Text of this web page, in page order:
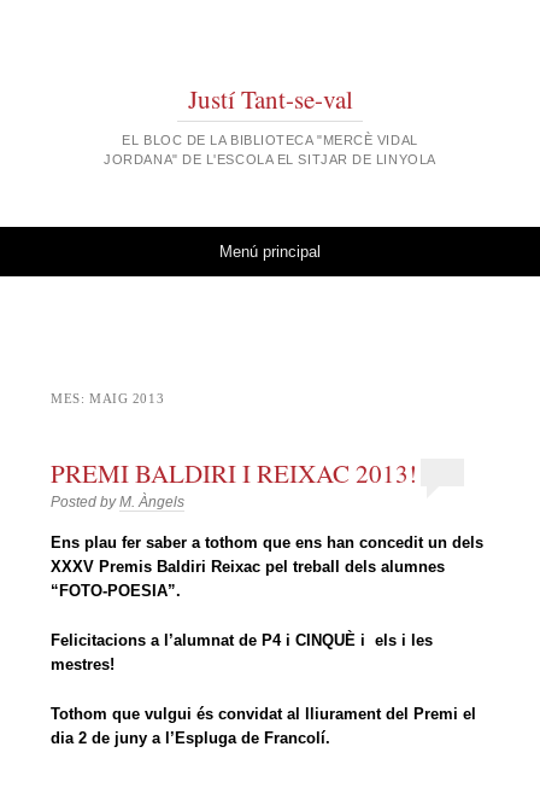
Justí Tant-se-val
EL BLOC DE LA BIBLIOTECA "MERCÈ VIDAL
JORDANA" DE L'ESCOLA EL SITJAR DE LINYOLA
Menú principal
MES:MAIG 2013
PREMI BALDIRI I REIXAC 2013!
Posted byM. Àngels
Ens plau fer saber a tothom que ens han concedit un dels
XXXV Premis Baldiri Reixac pel treball dels alumnes
“FOTO-POESIA”.
Felicitacions a l’alumnat de P4 i CINQUÈ i els i les
mestres!
Tothom que vulgui és convidat al lliurament del Premi el
dia 2 de juny a l’Espluga de Francolí.